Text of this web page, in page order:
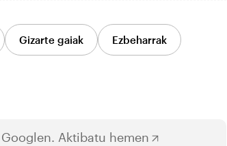
Gizarte gaiak Ezbeharrak
Aktibatu hemen